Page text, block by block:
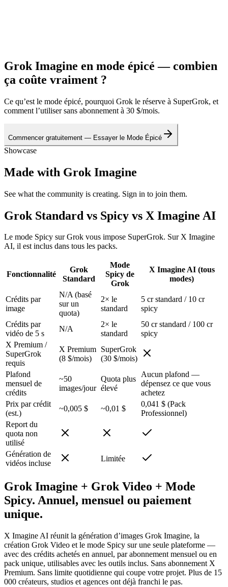
Grok Imagine en mode épicé — combien
ça coûte vraiment ?
Ce qu’est le mode épicé, pourquoi Grok le réserve à SuperGrok, et
comment l’utiliser sans abonnement à 30 $/mois.
Commencer gratuitement — Essayer le Mode Épicé
Showcase
Made with Grok Imagine
See what the community is creating. Sign in to join them.
Grok Standard vs Spicy vs X Imagine AI
Le mode Spicy sur Grok vous impose SuperGrok. Sur X Imagine
AI, il est inclus dans tous les packs.
Fonctionnalité
Grok
Standard
Mode
Spicy de
Grok
X Imagine AI (tous
modes)
Crédits par
image
N/A (basé
sur un
quota)
2× le
standard
5 cr standard / 10 cr
spicy
Crédits par
vidéo de 5 s
N/A
2× le
standard
50 cr standard / 100 cr
spicy
X Premium /
SuperGrok
requis
X Premium
(8 $/mois)
SuperGrok
(30 $/mois)
Plafond
mensuel de
crédits
~50
images/jour
Quota plus
élevé
Aucun plafond —
dépensez ce que vous
achetez
Prix par crédit
(est.)
~0,005 $ ~0,01 $
0,041 $ (Pack
Professionnel)
Report du
quota non
utilisé
Génération de
vidéos incluse
Limitée
Grok Imagine + Grok Video + Mode
Spicy. Annuel, mensuel ou paiement
unique.
X Imagine AI réunit la génération d’images Grok Imagine, la
création Grok Video et le mode Spicy sur une seule plateforme —
avec des crédits achetés en annuel, par abonnement mensuel ou en
pack unique, utilisables avec les outils inclus. Sans abonnement X
Premium. Sans limite quotidienne qui coupe votre projet. Plus de 15
000 créateurs, studios et agences ont déjà franchi le pas.